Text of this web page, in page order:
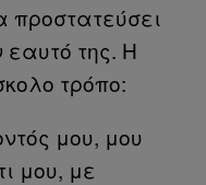
προστατεύσει
εαυτό της. Η
τρόπο:
μου, μου
μου, με